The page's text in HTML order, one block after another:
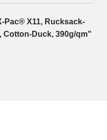
Pac® X11, Rucksack-
Cotton-Duck, 390g/qm"